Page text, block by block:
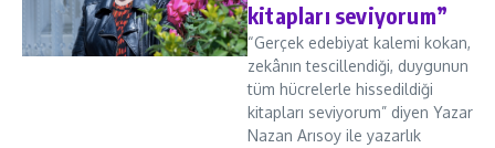
kitapları seviyorum”
“Gerçek edebiyat kalemi kokan,
zekânın tescillendiği, duygunun
tüm hücrelerle hissedildiği
kitapları seviyorum” diyen Yazar
Nazan Arısoy ile yazarlık